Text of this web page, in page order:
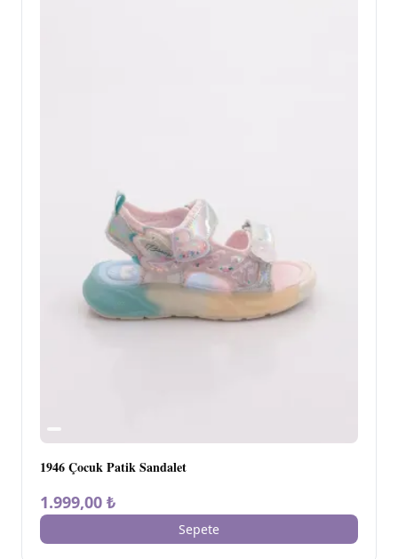
1946 Çocuk Patik Sandalet
1.999,00 ₺
Sepete